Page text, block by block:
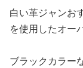
白い革ジャンお
を使用したオー
ブラックカラー